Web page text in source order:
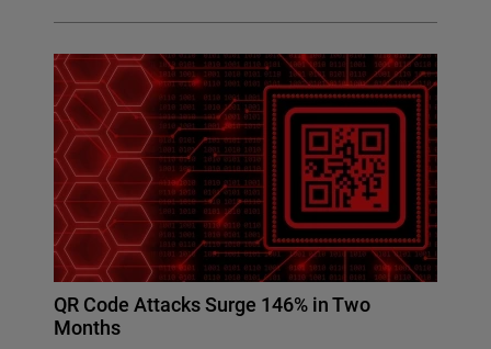
QR Code Attacks Surge 146% in Two
Months